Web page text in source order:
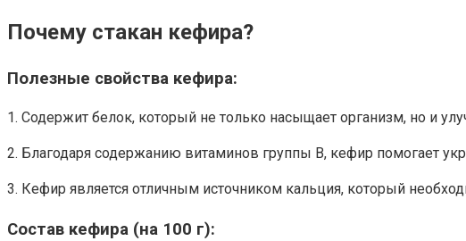
Почему стакан кефира?
Полезные свойства кефира:
1. Содержит белок, который не только насыщает организм, но и
2. Благодаря содержанию витаминов группы В, кефир помогает
3. Кефир является отличным источником кальция, который
Состав кефира (на 100 г):